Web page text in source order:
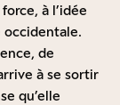
à l’idée
occidentale.
de
à se sortir
qu’elle